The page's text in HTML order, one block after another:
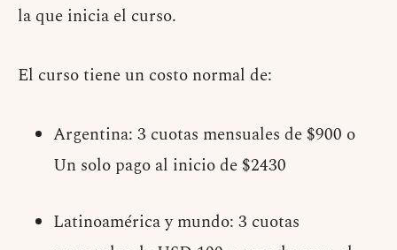
la que inicia el curso.
El curso tiene un costo normal de:
Argentina: 3 cuotas mensuales de $900 o
Un solo pago al inicio de $2430
Latinoamérica y mundo: 3 cuotas